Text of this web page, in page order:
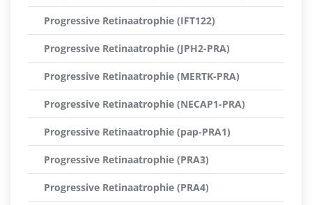
Progressive Retinaatrophie (IFT122)
Progressive Retinaatrophie (JPH2-PRA)
Progressive Retinaatrophie (MERTK-PRA)
Progressive Retinaatrophie (NECAP1-PRA)
Progressive Retinaatrophie (pap-PRA1)
Progressive Retinaatrophie (PRA3)
Progressive Retinaatrophie (PRA4)